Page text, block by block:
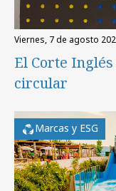
viernes, 7 de agosto
El Corte
circular
Marcas y ESG